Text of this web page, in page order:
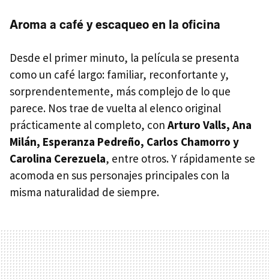
Aroma a café y escaqueo en la oficina
Desde el primer minuto, la película se presenta
como un café largo: familiar, reconfortante y,
sorprendentemente, más complejo de lo que
parece. Nos trae de vuelta al elenco original
prácticamente al completo, con Arturo Valls, Ana
Milán, Esperanza Pedreño, Carlos Chamorro y
Carolina Cerezuela, entre otros. Y rápidamente se
acomoda en sus personajes principales con la
misma naturalidad de siempre.